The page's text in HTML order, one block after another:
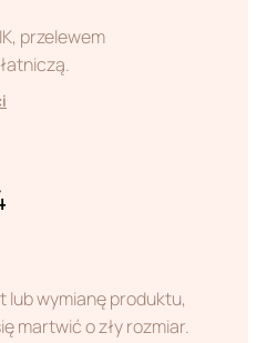
przelewem
lub wymianę produktu,
martwić o zły rozmiar.